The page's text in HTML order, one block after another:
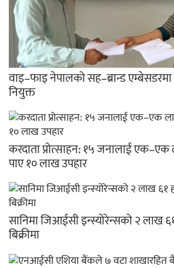
वाइ–फाइ नेपालको सह–ब्रान्ड एम्बेसडरमा
नियुक्त
करदाता प्रोत्साहन: १५ जनालाई
पाए १० लाख उपहार
सानिमा जिआईसी इन्स्योरेन्सको २ लाख
बिक्रीमा